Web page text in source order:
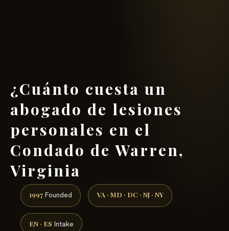
¿Cuánto cuesta un
abogado de lesiones
personales en el
Condado de Warren,
Virginia
1997 Founded VA · MD · DC · NJ · NY
EN · ES Intake